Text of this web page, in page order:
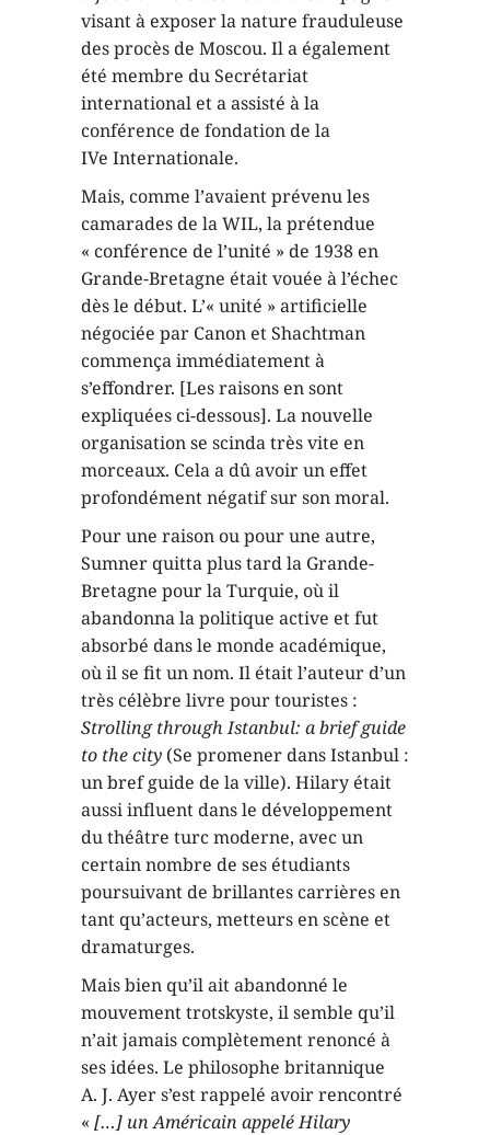
visant à exposer la nature frauduleuse
des procès de Moscou. Il a également
été membre du Secrétariat
international et a assisté à la
conférence de fondation de la
IVe Internationale.
Mais, comme l’avaient prévenu les
camarades de la WIL, la prétendue
« conférence de l’unité » de 1938 en
Grande-Bretagne était vouée à l’échec
dès le début. L’« unité » artificielle
négociée par Canon et Shachtman
commença immédiatement à
s’effondrer. [Les raisons en sont
expliquées ci-dessous]. La nouvelle
organisation se scinda très vite en
morceaux. Cela a dû avoir un effet
profondément négatif sur son moral.
Pour une raison ou pour une autre,
Sumner quitta plus tard la Grande-
Bretagne pour la Turquie, où il
abandonna la politique active et fut
absorbé dans le monde académique,
où il se fit un nom. Il était l’auteur d’un
très célèbre livre pour touristes :
Strolling through Istanbul: a brief guide
to the city (Se promener dans Istanbul :
un bref guide de la ville). Hilary était
aussi influent dans le développement
du théâtre turc moderne, avec un
certain nombre de ses étudiants
poursuivant de brillantes carrières en
tant qu’acteurs, metteurs en scène et
dramaturges.
Mais bien qu’il ait abandonné le
mouvement trotskyste, il semble qu’il
n’ait jamais complètement renoncé à
ses idées. Le philosophe britannique
A. J. Ayer s’est rappelé avoir rencontré
« […] un Américain appelé Hilary